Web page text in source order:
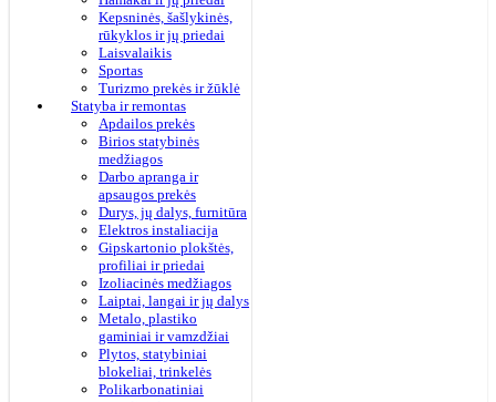
Kepsninės, šašlykinės,
rūkyklos ir jų priedai
Laisvalaikis
Sportas
Turizmo prekės ir žūklė
Statyba ir remontas
Apdailos prekės
Birios statybinės
medžiagos
Darbo apranga ir
apsaugos prekės
Durys, jų dalys, furnitūra
Elektros instaliacija
Gipskartonio plokštės,
profiliai ir priedai
Izoliacinės medžiagos
Laiptai, langai ir jų dalys
Metalo, plastiko
gaminiai ir vamzdžiai
Plytos, statybiniai
blokeliai, trinkelės
Polikarbonatiniai